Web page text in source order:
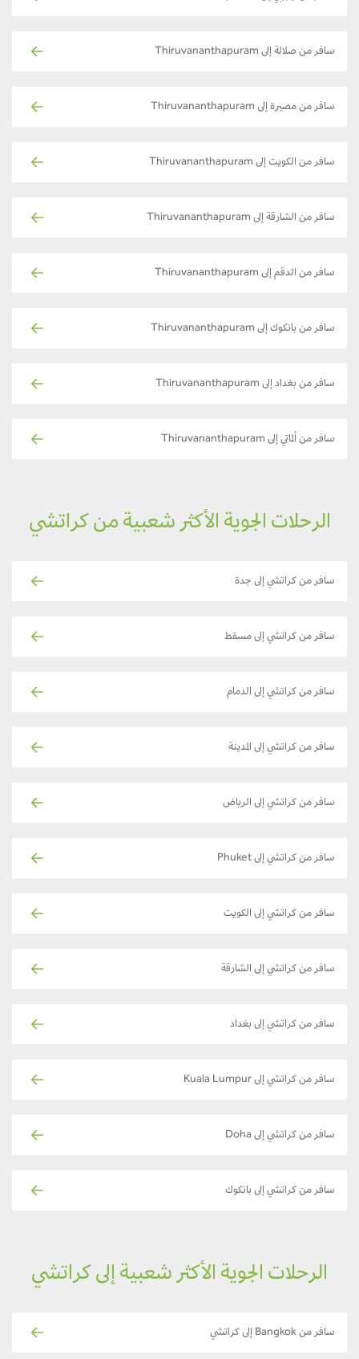
سافر من صلالة إلى Thiruvananthapuram
سافر من مصيرة إلى Thiruvananthapuram
سافر من الكويت إلى Thiruvananthapuram
سافر من الشارقة إلى Thiruvananthapuram
سافر من الدقم إلى Thiruvananthapuram
سافر من بانكوك إلى Thiruvananthapuram
سافر من بغداد إلى Thiruvananthapuram
سافر من ألماتي إلى Thiruvananthapuram
الرحلات الجوية الأكثر شعبية من كراتشي
سافر من كراتشي إلى جدة
سافر من كراتشي إلى مسقط
سافر من كراتشي إلى الدمام
سافر من كراتشي إلى المدينة
سافر من كراتشي إلى الرياض
سافر من كراتشي إلى Phuket
سافر من كراتشي إلى الكويت
سافر من كراتشي إلى الشارقة
سافر من كراتشي إلى بغداد
سافر من كراتشي إلى Kuala Lumpur
سافر من كراتشي إلى Doha
سافر من كراتشي إلى بانكوك
الرحلات الجوية الأكثر شعبية إلى كراتشي
سافر من Bangkok إلى كراتشي